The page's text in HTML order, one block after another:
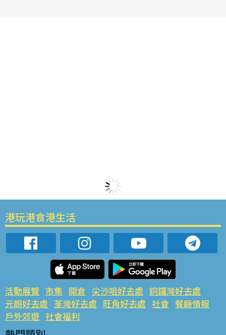
港玩港食港生活
活動展覽 市集 開倉 尖沙咀好去處 銅鑼灣好去處
元朗好去處 荃灣好去處 旺角好去處 社會 餐廳情報
戶外郊遊 社會福利